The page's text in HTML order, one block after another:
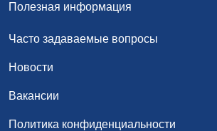
Полезная информация
Часто задаваемые вопросы
Новости
Вакансии
Политика конфиденциальности